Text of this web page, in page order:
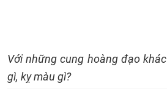
Với những cung hoàng đạo
gì, kỵ màu gì?